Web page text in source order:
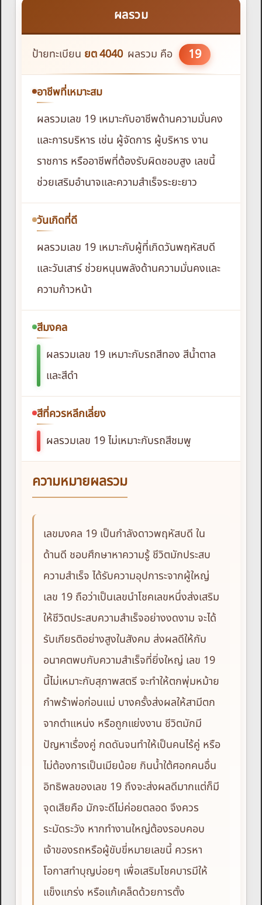
ผลรวม
ป้ายทะเบียน ยต4040 ผลรวม คือ 19
อาชีพที่เหมาะสม
ผลรวมเลข 19 เหมาะกับอาชีพด้านความมั่นคง
และการบริหาร เช่น ผู้จัดการ ผู้บริหาร งาน
ราชการ หรืออาชีพที่ต้องรับผิดชอบสูง เลขนี้
ช่วยเสริมอำนาจและความสำเร็จระยะยาว
วันเกิดที่ดี
ผลรวมเลข 19 เหมาะกับผู้ที่เกิดวันพฤหัสบดี
และวันเสาร์ ช่วยหนุนพลังด้านความมั่นคงและ
ความก้าวหน้า
สีมงคล
ผลรวมเลข 19 เหมาะกับรถสีทอง สีน้ำตาล
และสีดำ
สีที่ควรหลีกเลี่ยง
ผลรวมเลข 19 ไม่เหมาะกับรถสีชมพู
ความหมายผลรวม
เลขมงคล 19 เป็นกำลังดาวพฤหัสบดี ใน
ด้านดี ชอบศึกษาหาความรู้ ชีวิตมักประสบ
ความสำเร็จ ได้รับความอุปการะจากผู้ใหญ่
เลข 19 ถือว่าเป็นเลขนำโชคเลขหนึ่งส่งเสริม
ให้ชีวิตประสบความสำเร็จอย่างงดงาม จะได้
รับเกียรติอย่างสูงในสังคม ส่งผลดีให้กับ
อนาคตพบกับความสำเร็จที่ยิ่งใหญ่ เลข 19
นี้ไม่เหมาะกับสุภาพสตรี จะทำให้ตกพุ่มหม้าย
กำพร้าพ่อก่อนแม่ บางครั้งส่งผลให้สามีตก
จากตำแหน่ง หรือถูกแย่งงาน ชีวิตมักมี
ปัญหาเรื่องคู่ กดดันจนทำให้เป็นคนไร้คู่ หรือ
ไม่ต้องการเป็นเมียน้อย กินน้ำใต้ศอกคนอื่น
อิทธิพลของเลข 19 ถึงจะส่งผลดีมากแต่ก็มี
จุดเสียคือ มักจะดีไม่ค่อยตลอด จึงควร
ระมัดระวัง หากทำงานใหญ่ต้องรอบคอบ
เจ้าของรถหรือผู้ขับขี่หมายเลขนี้ ควรหา
โอกาสทำบุญบ่อยๆ เพื่อเสริมโชคบารมีให้
แข็งแกร่ง หรือแก้เคล็ดด้วยการตั้ง